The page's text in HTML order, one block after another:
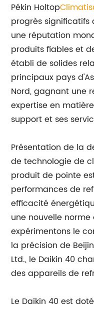
Pékin Holtop
progrès significatifs
une réputation
produits fiables et
établi de solides
principaux pays
Nord, gagnant une
expertise en
support et ses
Présentation de la
de technologie de
produit de pointe
performances de
efficacité
une nouvelle
expérimentons le
la précision de
Ltd., le Daikin 40
des appareils de
Le Daikin 40 est